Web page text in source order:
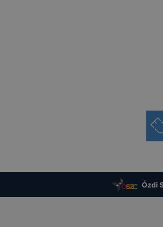
Ózdi
szerverre továbbítják, majd ott tárolják.
található rendelkezések
https://tools.google.com/dlpage/
beépülő modul letöltésével és
rögzítse és kezelje a süti által